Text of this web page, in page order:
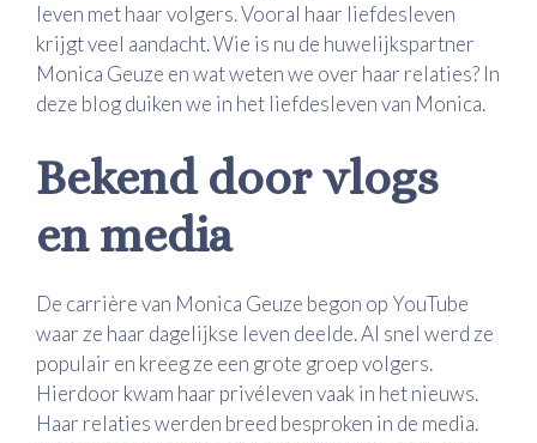
leven met haar volgers. Vooral haar liefdesleven
krijgt veel aandacht. Wie is nu de huwelijkspartner
Monica Geuze en wat weten we over haar relaties? In
deze blog duiken we in het liefdesleven van Monica.
Bekend door vlogs
en media
De carrière van Monica Geuze begon op YouTube
waar ze haar dagelijkse leven deelde. Al snel werd ze
populair en kreeg ze een grote groep volgers.
Hierdoor kwam haar privéleven vaak in het nieuws.
Haar relaties werden breed besproken in de media.